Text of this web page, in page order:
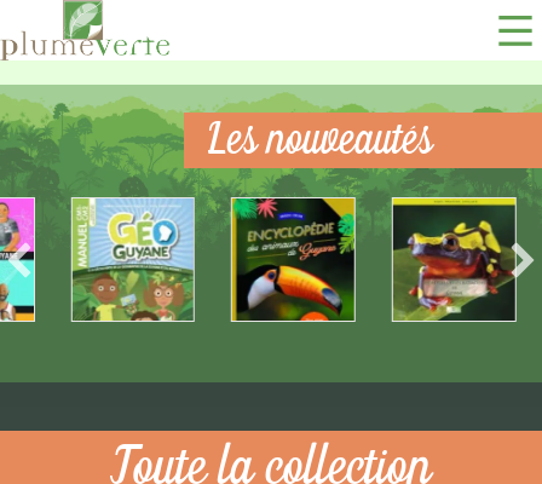
Les nouveautés
Toute la collection